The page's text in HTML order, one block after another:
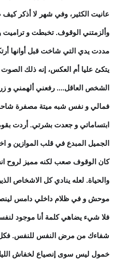
عانيت الكثير، وفي شهر لا أذكر
وألزمتني الوقوف. تخبطت و
مددت يدي التي شاخت قبل أوانها
يتكئ عليا أم العكس، إنه ذلك الصوت
الشخص العاقل.... رفعني ألهمني و
فمالي و نفس شبه ميتة مصفرة
ابتساماتي و جعدت بشرتي. أردت
الجميل المبدع في قلب الموازين و
كان الوقوف صعب لكنه مميز لروح
والحياة. لعله ينادي كل الاشخاص
موحش و في ظلام داخلي دامس
فلا شيء يضاهي كلمة أنا موجود
شفاءك من مرض النفس للنفس. فكل
خمول ليس سوى إنصياع لخفاش